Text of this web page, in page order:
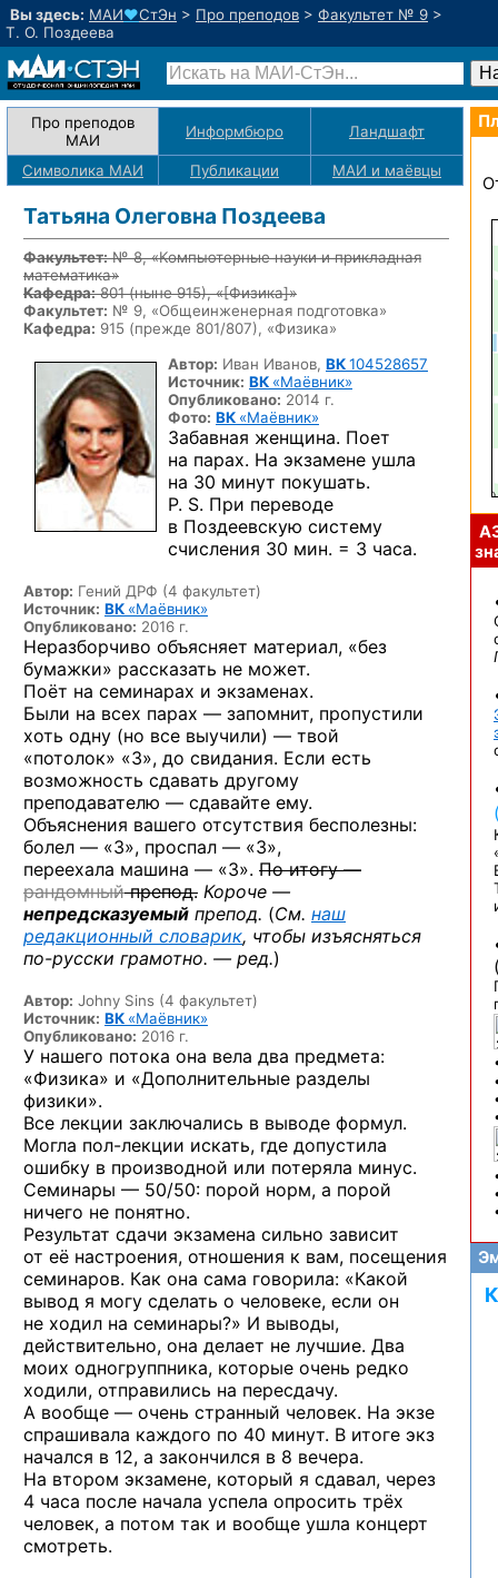
Вы здесь: МАИ♥СтЭн > Про преподов > Факультет № 9 >
Т. О. Поздеева
Про преподов
МАИ
Информбюро Ландшафт
Символика МАИ Публикации МАИ и маёвцы
Татьяна Олеговна Поздеева
Факультет:№ 8, «Компьютерные науки и прикладная
математика»
Кафедра:801(ныне 915), «[Физика]»
Факультет: № 9, «Общеинженерная подготовка»
Кафедра: 915 (прежде 801/807), «Физика»
Автор: Иван Иванов, ВК104528657
Источник: ВК «Маёвник»
Опубликовано: 2014 г.
Фото: ВК «Маёвник»
Забавная женщина. Поет
на парах. На экзамене ушла
на 30 минут покушать.
P. S. При переводе
в Поздеевскую систему
счисления 30 мин. = 3 часа.
Автор: Гений ДРФ (4 факультет)
Источник: ВК «Маёвник»
Опубликовано: 2016 г.
Неразборчиво объясняет материал, «без
бумажки» рассказать не может.
Поёт на семинарах и экзаменах.
Были на всех парах — запомнит, пропустили
хоть одну (но все выучили) — твой
«потолок» «3», до свидания. Если есть
возможность сдавать другому
преподавателю — сдавайте ему.
Объяснения вашего отсутствия бесполезны:
болел — «3», проспал — «3»,
переехала машина — «3». По итогу —
рандомныйпрепод. Короче —
непредсказуемый препод. (См. наш
редакционный словарик, чтобы изъясняться
по-русски грамотно. — ред.)
Автор: Johny Sins (4 факультет)
Источник: ВК «Маёвник»
Опубликовано: 2016 г.
У нашего потока она вела два предмета:
«Физика» и «Дополнительные разделы
физики».
Все лекции заключались в выводе формул.
Могла пол-лекции искать, где допустила
ошибку в производной или потеряла минус.
Семинары — 50/50: порой норм, а порой
ничего не понятно.
Результат сдачи экзамена сильно зависит
от её настроения, отношения к вам, посещения
семинаров. Как она сама говорила: «Какой
вывод я могу сделать о человеке, если он
не ходил на семинары?» И выводы,
действительно, она делает не лучшие. Два
моих одногруппника, которые очень редко
ходили, отправились на пересдачу.
А вообще — очень странный человек. На экзе
спрашивала каждого по 40 минут. В итоге экз
начался в 12, а закончился в 8 вечера.
На втором экзамене, который я сдавал, через
4 часа после начала успела опросить трёх
человек, а потом так и вообще ушла концерт
смотреть.